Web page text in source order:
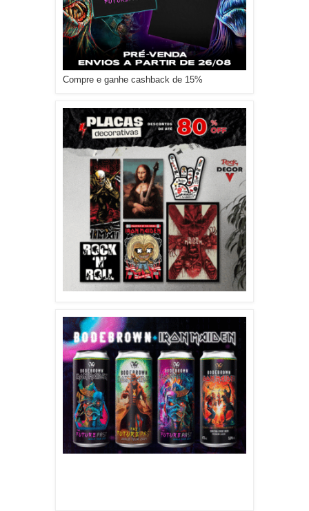
Compre e ganhe cashback de 15%